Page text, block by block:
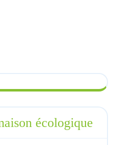
écologique